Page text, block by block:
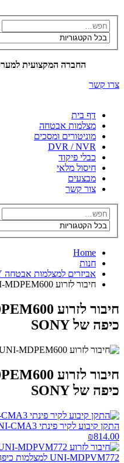
החברה המקצועית
צרו קשר
דף בית
מצלמות אבטחה
מוניטורים ומסכים
DVR / NVR
כבלי פיקוד
חיסול מלאי
מבצעים
צור קשר
Home
חנות
אביזרים למצלמות אבטחה SONY
חיבור לזרוע UNI-MDPEM600 למצלמות כיפה של SONY
כיפה של SONY
כיפה של SONY
התקן קיבוע לקיר פינתי UNI-CMA3 למצלמות אבטחה SONY
₪814.00
UNI-MDPVM772 למצלמות כיפה של SONY